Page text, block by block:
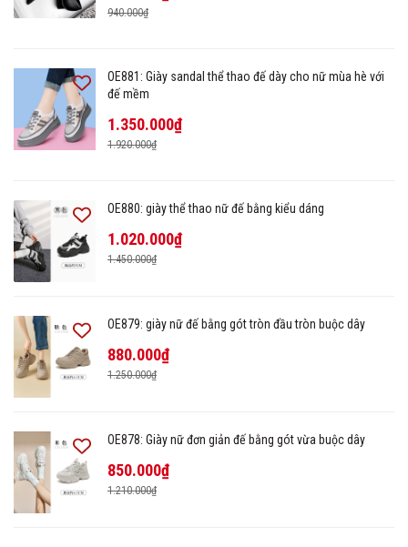
940.000₫
OE881: Giày sandal thể thao đế dày cho nữ mùa hè với
đế mềm
1.350.000₫
1.920.000₫
OE880: giày thể thao nữ đế bằng kiểu dáng
1.020.000₫
1.450.000₫
OE879: giày nữ đế bằng gót tròn đầu tròn buộc dây
880.000₫
1.250.000₫
OE878: Giày nữ đơn giản đế bằng gót vừa buộc dây
850.000₫
1.210.000₫